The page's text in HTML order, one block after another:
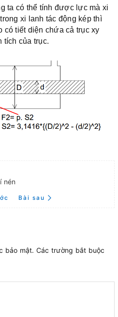
ta có thể tính được lực mà xi
xi lanh tác động kép thì
có tiết diện chứa cả trục xy
tích của trục.
nén
Bài sau
bảo mật. Các trường bắt buộc